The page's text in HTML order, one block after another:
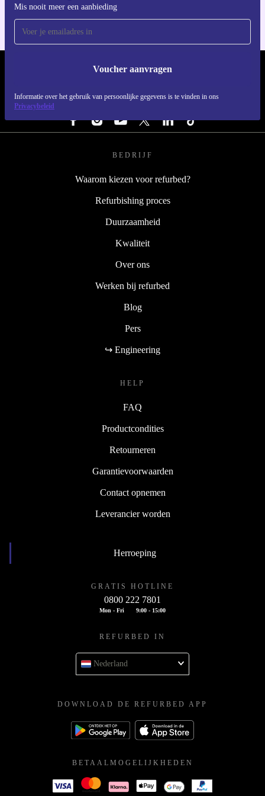
Mis nooit meer een aanbieding
Voucher aanvragen
Informatie over het gebruik van persoonlijke gegevens is te vinden in ons
Privacybeleid
REFURBED NEDERLAND - RETHINK NEW.
VOLG ONS
BEDRIJF
Waarom kiezen voor refurbed?
Refurbishing proces
Duurzaamheid
Kwaliteit
Over ons
Werken bij refurbed
Blog
Pers
↪ Engineering
HELP
FAQ
Productcondities
Retourneren
Garantievoorwaarden
Contact opnemen
Leverancier worden
Herroeping
GRATIS HOTLINE
0800 222 7801
Mon - Fri 9:00 - 15:00
REFURBED IN
Nederland
DOWNLOAD DE REFURBED APP
BETAALMOGELIJKHEDEN